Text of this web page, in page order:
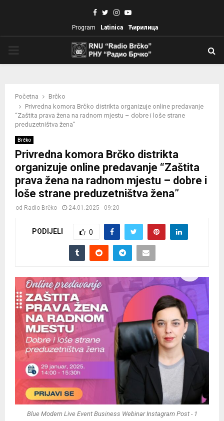
Facebook
TwitterInstagram
Youtube
Program Latinica Ћирилица
Početna
Brčko
Privredna komora Brčko distrikta organizuje online predavanje
“Zaštita prava žena na radnom mjestu – dobre i loše strane
preduzetništva žena”
Brčko
Privredna komora Brčko distrikta
organizuje online predavanje “Zaštita
prava žena na radnom mjestu – dobre i
loše strane preduzetništva žena”
od Radio Brčko 24.01.2025 - 09:20
PODIJELI 0
Blue Modern Live Event Business Webinar Instagram Post - 1